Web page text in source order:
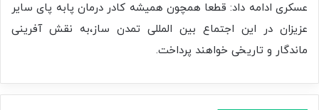
عسکری ادامه داد: قطعا همچون همیشه کادر درمان پابه پای سایر
عزیزان در این اجتماع بین المللی تمدن ساز،به نقش آفرینی
ماندگار و تاریخی خواهند پرداخت.